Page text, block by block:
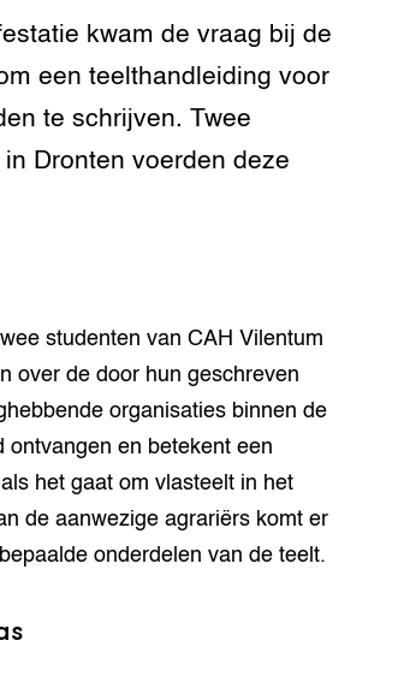
kwam de vraag bij de
een teelthandleiding voor
te schrijven. Twee
Dronten voerden deze
studenten van CAH Vilentum
over de door hun geschreven
organisaties binnen de
ontvangen en betekent een
het gaat om vlasteelt in het
de aanwezige agrariërs komt er
onderdelen van de teelt.